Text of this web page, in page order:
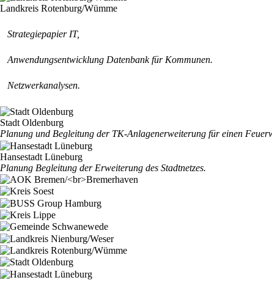
Landkreis Rotenburg/Wümme
Strategiepapier IT,
Anwendungsentwicklung Datenbank für Kommunen.
Netzwerkanalysen.
Stadt Oldenburg
Planung und Begleitung der TK-Anlagenerweiterung für einen
Hansestadt Lüneburg
Planung Begleitung der Erweiterung des Stadtnetzes.